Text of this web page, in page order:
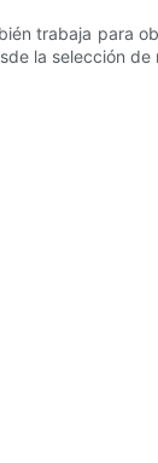
trabaja para
la selección